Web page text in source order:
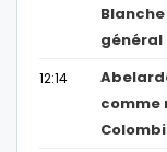
général
12:14
comme